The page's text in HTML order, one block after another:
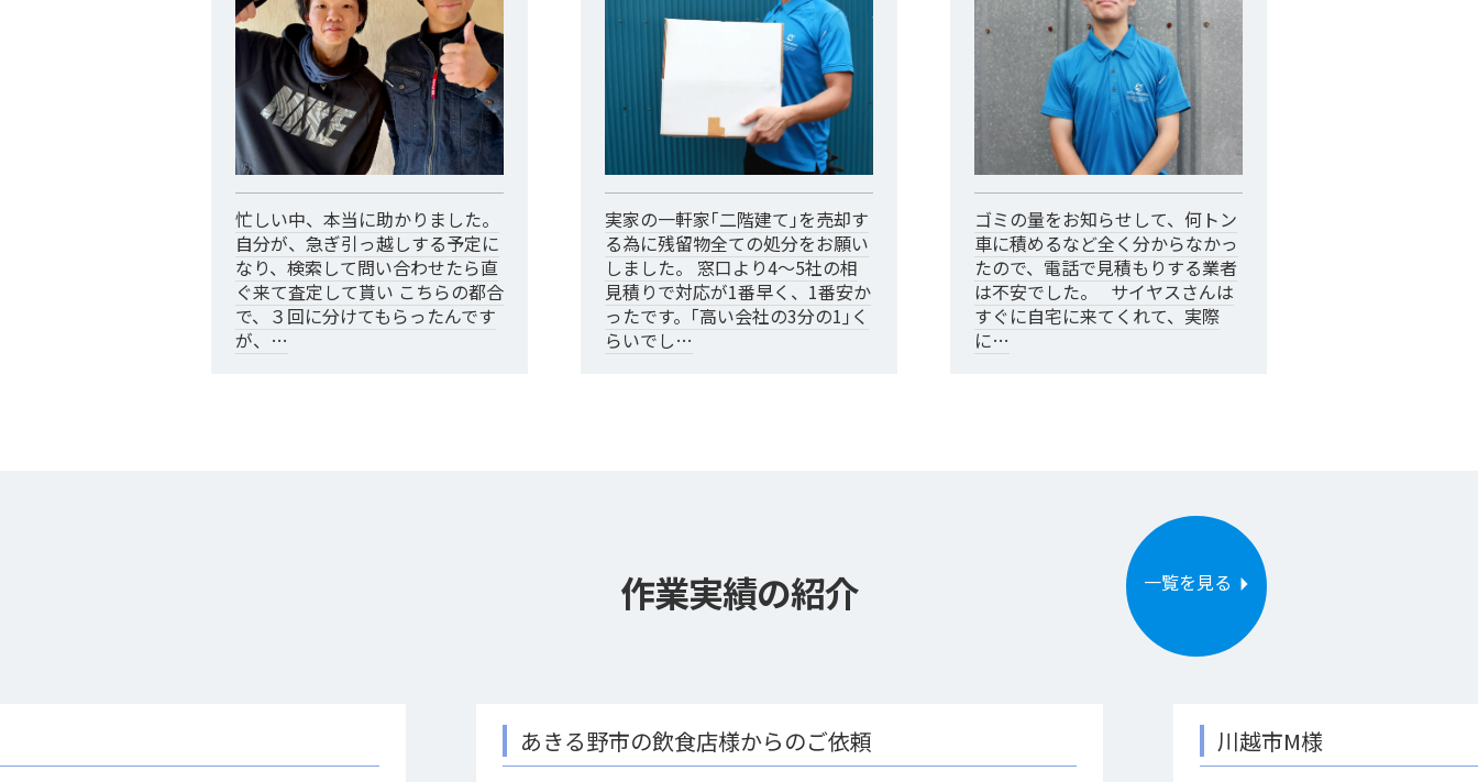
忙しい中、本当に助かりました。
自分が、急ぎ引っ越しする予定に
なり、検索して問い合わせたら直
ぐ来て査定して貰い こちらの都合
で、３回に分けてもらったんです
が、…
実家の一軒家｢二階建て｣を売却す
る為に残留物全ての処分をお願い
しました。 窓口より4～5社の相
見積りで対応が1番早く、1番安か
ったです。｢高い会社の3分の1｣く
らいでし…
ゴミの量をお知らせして、何トン
車に積めるなど全く分からなかっ
たので、電話で見積もりする業者
は不安でした。 サイヤスさんは
すぐに自宅に来てくれて、実際
に…
作業実績の紹介 一覧を見る
あきる野市の飲食店様からのご依頼